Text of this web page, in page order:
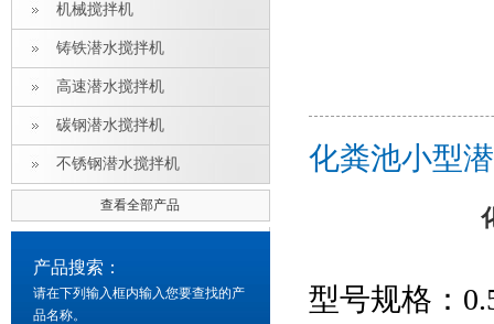
机械搅拌机
铸铁潜水搅拌机
高速潜水搅拌机
碳钢潜水搅拌机
不锈钢潜水搅拌机
查看全部产品
产品搜索：
请在下列输入框内输入您要查找的产
品名称。
化粪池小型
型号规格：